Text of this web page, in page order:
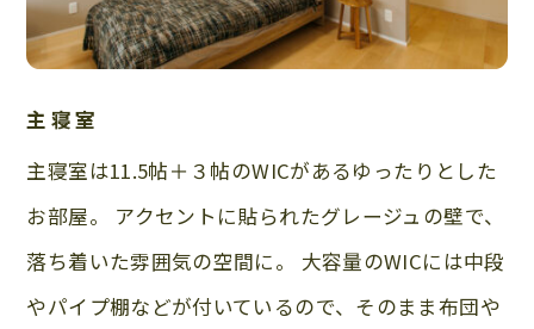
主寝室
主寝室は11.5帖＋３帖のWICがあるゆったりとした
お部屋。 アクセントに貼られたグレージュの壁で、
落ち着いた雰囲気の空間に。 大容量のWICには中段
やパイプ棚などが付いているので、そのまま布団や